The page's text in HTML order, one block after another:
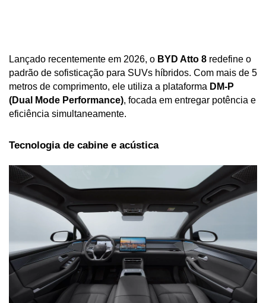
Lançado recentemente em 2026, o BYD Atto 8 redefine o
padrão de sofisticação para SUVs híbridos. Com mais de 5
metros de comprimento, ele utiliza a plataforma DM-P
(Dual Mode Performance), focada em entregar potência e
eficiência simultaneamente.
Tecnologia de cabine e acústica